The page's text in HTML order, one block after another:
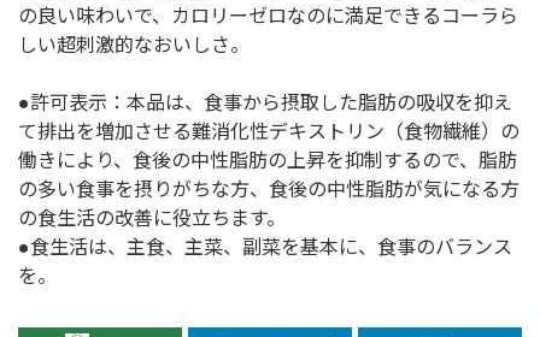
の良い味わいで、カロリーゼロなのに満足できるコーラら
しい超刺激的なおいしさ。
●許可表示：本品は、食事から摂取した脂肪の吸収を抑え
て排出を増加させる難消化性デキストリン（食物繊維）の
働きにより、食後の中性脂肪の上昇を抑制するので、脂肪
の多い食事を摂りがちな方、食後の中性脂肪が気になる方
の食生活の改善に役立ちます。
●食生活は、主食、主菜、副菜を基本に、食事のバランス
を。